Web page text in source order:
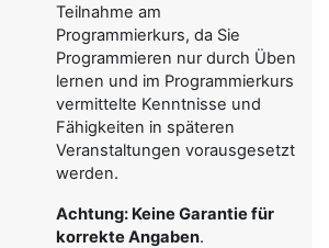
Teilnahme am
Programmierkurs, da Sie
Programmieren nur durch Üben
lernen und im Programmierkurs
vermittelte Kenntnisse und
Fähigkeiten in späteren
Veranstaltungen vorausgesetzt
werden.
Achtung: Keine Garantie für
korrekte Angaben.